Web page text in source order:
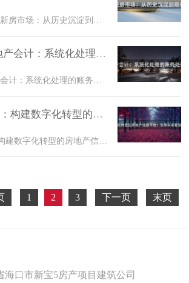
新宝5内部：房地产会计：系统化处理的账务处理指南
新宝5内部:《房地产会计：系统化处理的账务处理指南》一文主要如何系统地管理和处理房地产会计事务提供了一套完整的理论框架和实践指导
新宝5吕74OOO5：构建数字化转型的房地产信息平台：引领未
新宝5吕74OOO5:《构建数字化转型的房地产信息平台：引领未来智慧地产发展》近年来，在房地产行业快速发展的背景下，传统房地产交易模式遭遇了前所未有的挑战与变革
1 2 3 下一页 末页
海口市新宝5房产项目建筑公司